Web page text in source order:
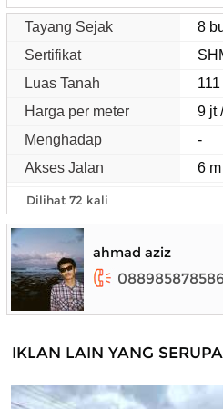
Tayang Sejak
8
Sertifikat
Luas Tanah
Harga per meter
9 jt
Menghadap
-
Akses Jalan
6 m
Dilihat 72 kali
ahmad aziz
088985878586
IKLAN LAIN YANG SERUPA